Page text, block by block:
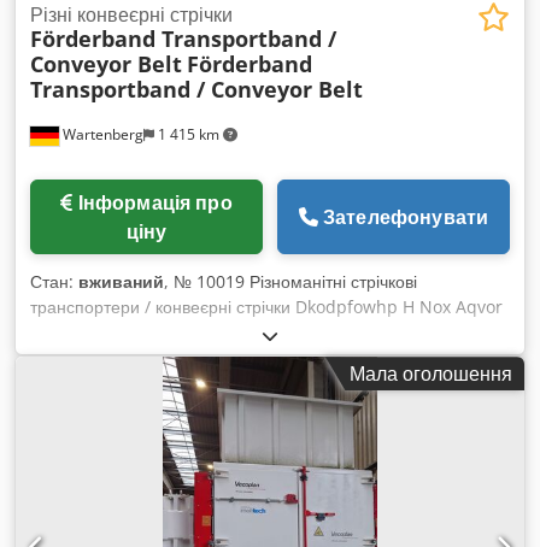
Wartenberg 1 415 km
Різні конвеєрні стрічки
Förderband Transportband /
Conveyor Belt Förderband
Transportband / Conveyor Belt
ціну
Зателефонувати
Стан: вживаний, № 10019 Різноманітні стрічкові
транспортери / конвеєрні стрічки Dkodpfowhp H Nox Aqvor
Вживані Складаються з 6 позицій: Поз. 1: Синій
транспортер, приблизно 8000 x 800 мм (Д x Ш),
використовувався для сміття Поз. 2: Оранжевий
транспортер, приблизно 12000 x 1200 мм (Д x Ш), майже
новий Поз. 4: Два синіх мобільних транспортери, кожен
приблизно 10000 x 800 мм (Д x Ш) Поз. 5: Два бірюзових
транспортери: 1-а стрічка — приблизно 10000 x 1600 мм (Д
x Ш), 2-а стрічка — приблизно 4500 x 1400 мм (Д x Ш), дуже
потужні — з металевим дном, кожен потребує нового
Мала оголошення